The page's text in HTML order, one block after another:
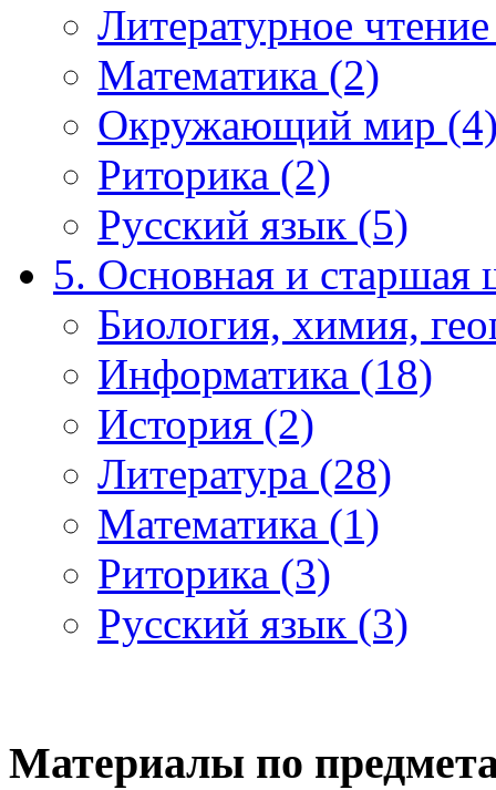
Литературное
Математика (2)
Окружающий мир
Риторика (2)
Русский язык (5)
5. Основная и старшая
Биология, химия,
Информатика (18)
История (2)
Литература (28)
Математика (1)
Риторика (3)
Русский язык (3)
Материалы по